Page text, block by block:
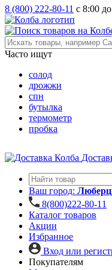
8 (800) 222-80-11 с 8:00
Часто ищут
солод
дрожжи
спн
бутылка
термометр
пробка
Ваш город:
8(800)222-80-11
Каталог товаров
Акции
Избранное
Вход или
Покупателям